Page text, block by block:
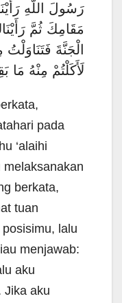
رَسُولَ اللَّهِ
مَقَامِكَ ثُمَّ
الْجَنَّةَ فَتَنَاوَلْتُ
لَأَكَلْتُمْ مِنْهُ مَا
pada
‘alaihi
berkata,
tuan
lalu
menjawab:
aku
Jika aku